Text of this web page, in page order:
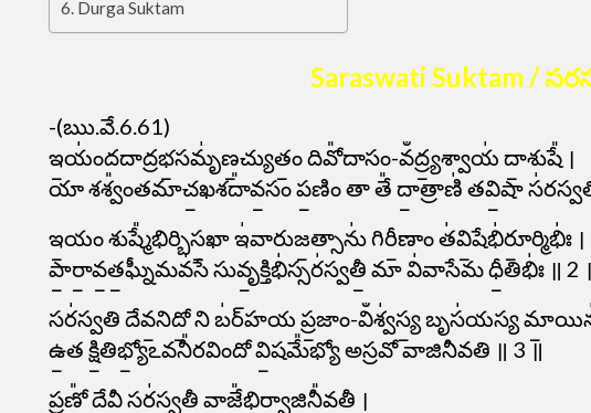
Durga Suktam
Saraswati Suktam /
-(ఋ.వే.6.61)
ఇ॒యం॑దదాద్రభ॒సమృ॑ణ॒చ్యుతం॒ దివో᳚దాసం-వఀద్ర్య॒శ్వాయ॑ దా॒శుషే᳚ ।
యా శశ్వం᳚తమాచ॒ఖశదా᳚వ॒సం ప॒ణిం తా తే᳚ దా॒త్రాణి॑ తవి॒షా స॑రస్వతి
ఇ॒యం శుష్మే᳚భిర్బిస॒ఖా ఇ॑వారుజ॒త్సాను॑ గిరీ॒ణాం త॑వి॒షేభి॑రూ॒ర్మిభిః॑ ।
పా॒రా॒వ॒త॒ఘ్నీమవ॑సే సువృ॒క్తిభి॑స్సర॑స్వతీ॒ మా వి॑వాసేమ ధీ॒తిభిః॑ ॥ 2
సర॑స్వతి దేవ॒నిదో॒ ని బ॑ర్​హయ ప్ర॒జాం-విఀశ్వ॑స్య॒ బృస॑యస్య
ఉ॒త క్షి॒తిభ్యో॒ఽవనీ᳚రవిందో వి॒షమే᳚భ్యో అస్రవో వాజినీవతి ॥ 3 ॥
ప్రణో᳚ దే॒వీ సర॑స్వతీ॒ వాజే᳚భిర్వా॒జినీ᳚వతీ ।